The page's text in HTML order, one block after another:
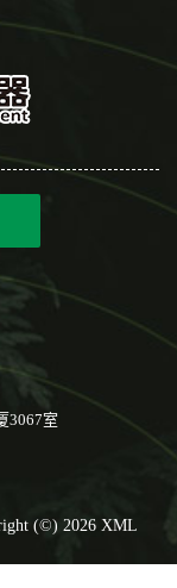
3067室
(©) 2026 XML